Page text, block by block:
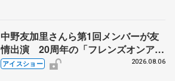
中野友加里さんら第1回メンバーが友
情出演 20周年の「フレンズオンアイ
ス」 宮本賢二さん、有川梨絵さん、
アイスショー 2026.08.06